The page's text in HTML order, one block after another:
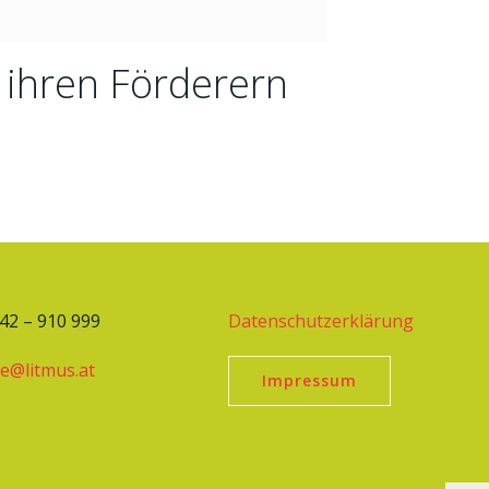
Förderern
– 910 999 Datenschutzerklärung
Impressum